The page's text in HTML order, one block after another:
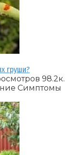
груши?
98.2к.
Симптомы